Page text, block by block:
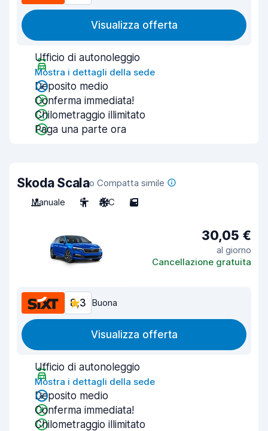
Visualizza offerta
Ufficio di autonoleggio
Mostra i dettagli della sede
Deposito medio
Conferma immediata!
Chilometraggio illimitato
Paga una parte ora
Skoda Scalao Compatta simile
Manuale
5 A/C 5
30,05 €
al giorno
Cancellazione gratuita
8,3 Buona
Visualizza offerta
Ufficio di autonoleggio
Mostra i dettagli della sede
Deposito medio
Conferma immediata!
Chilometraggio illimitato